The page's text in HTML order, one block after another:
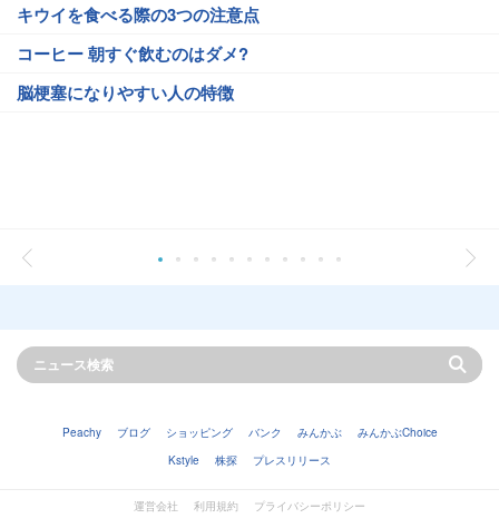
キウイを食べる際の3つの注意点
コーヒー 朝すぐ飲むのはダメ?
脳梗塞になりやすい人の特徴
Peachy ブログ ショッピング バンク みんかぶ
みんかぶChoice
Kstyle
株探 プレスリリース
運営会社 利用規約
プライバシーポリシー